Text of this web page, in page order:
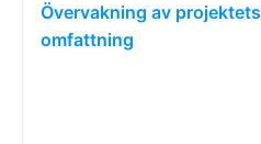
Övervakning av projektets
omfattning